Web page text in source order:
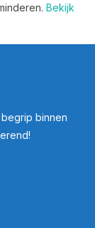
Bekijk
begrip binnen